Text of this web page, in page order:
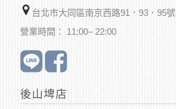
台北市大同區南京西路91．93．95號
營業時間： 11:00– 22:00
後山埤店